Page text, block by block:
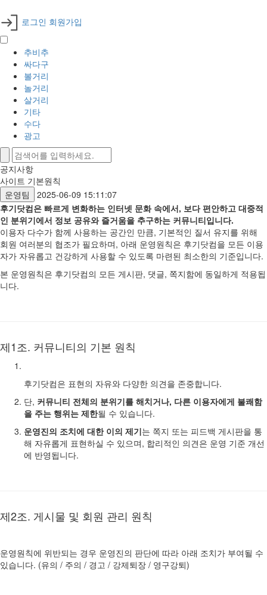
로그인 회원가입
추비추
싸다구
볼거리
놀거리
살거리
기타
수다
광고
공지사항
사이트 기본원칙
운영팀
2025-06-09 15:11:07
후기닷컴은 빠르게 변화하는 인터넷 문화 속에서, 보다 편안하고 대중적
인 분위기에서 정보 공유와 즐거움을 추구하는 커뮤니티입니다.
이용자 다수가 함께 사용하는 공간인 만큼, 기본적인 질서 유지를 위해
회원 여러분의 협조가 필요하며, 아래 운영원칙은 후기닷컴을 모든 이용
자가 자유롭고 건강하게 사용할 수 있도록 마련된 최소한의 기준입니다.
본 운영원칙은 후기닷컴의 모든 게시판, 댓글, 쪽지함에 동일하게 적용됩
니다.
제1조. 커뮤니티의 기본 원칙
후기닷컴은 표현의 자유와 다양한 의견을 존중합니다.
단, 커뮤니티 전체의 분위기를 해치거나, 다른 이용자에게 불쾌함
을 주는 행위는 제한될 수 있습니다.
운영진의 조치에 대한 이의 제기는 쪽지 또는 피드백 게시판을 통
해 자유롭게 표현하실 수 있으며, 합리적인 의견은 운영 기준 개선
에 반영됩니다.
제2조. 게시물 및 회원 관리 원칙
운영원칙에 위반되는 경우 운영진의 판단에 따라 아래 조치가 부여될 수
있습니다. (유의 / 주의 / 경고 / 강제퇴장 / 영구강퇴)